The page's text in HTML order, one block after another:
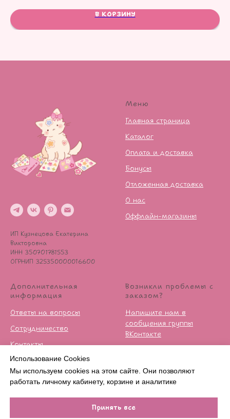
Использование Cookies
Мы используем cookies на этом сайте. Они позволяют
работать личному кабинету, корзине и аналитике
Принять все
В КОРЗИНУ
ИП Кузнецова Екатерина
Викторовна
ИНН 350701781553
ОГРНИП 325350000016600
Меню
Главная страница
Каталог
Оплата и доставка
Бонусы
Отложенная доставка
О нас
Оффлайн-магазины
Дополнительная
информация
Ответы на вопросы
Сотрудничество
Контакты
Публичная оферта
Политика
конфиденцильности
Возникли проблемы с
заказом?
Напишите нам в
сообщения группы
ВКонтакте